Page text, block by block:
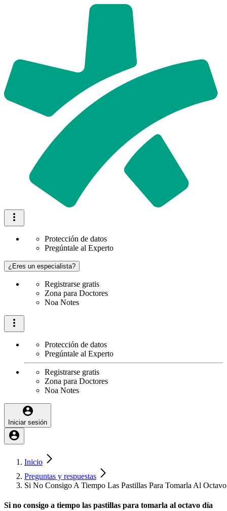
Protección de datos
Pregúntale al Experto
¿Eres un especialista?
Registrarse gratis
Zona para Doctores
Noa Notes
Protección de datos
Pregúntale al Experto
Registrarse gratis
Zona para Doctores
Noa Notes
Iniciar sesión
Inicio
Preguntas y respuestas
Si No Consigo A Tiempo Las Pastillas Para Tomarla Al
Si no consigo a tiempo las pastillas para tomarla al octavo día